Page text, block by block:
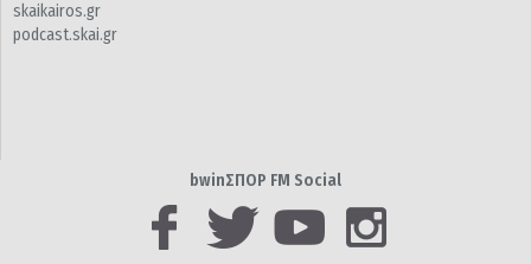
skaikairos.gr
podcast.skai.gr
bwinΣΠΟΡ FM Social